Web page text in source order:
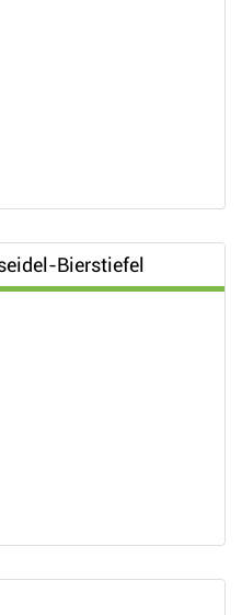
Bierstiefel